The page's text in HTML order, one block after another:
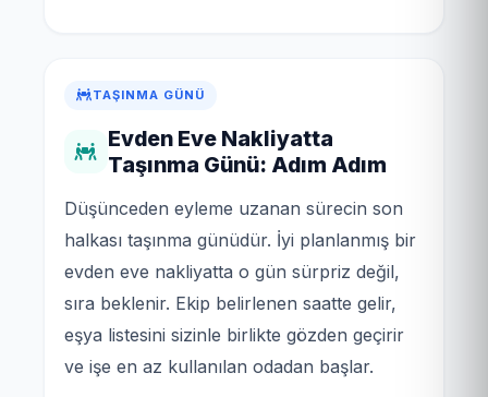
TAŞINMA GÜNÜ
Evden Eve Nakliyatta
Taşınma Günü: Adım Adım
Düşünceden eyleme uzanan sürecin son
halkası taşınma günüdür. İyi planlanmış bir
evden eve nakliyatta o gün sürpriz değil,
sıra beklenir. Ekip belirlenen saatte gelir,
eşya listesini sizinle birlikte gözden geçirir
ve işe en az kullanılan odadan başlar.